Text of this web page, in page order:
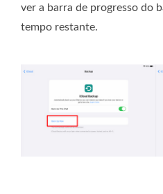
ver a barra de progresso do
tempo restante.